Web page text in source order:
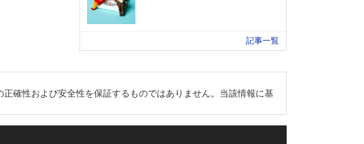
記事一覧
確性および安全性を保証するものではありません。当該情報に基